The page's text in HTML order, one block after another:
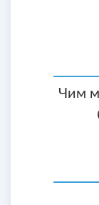
Чим